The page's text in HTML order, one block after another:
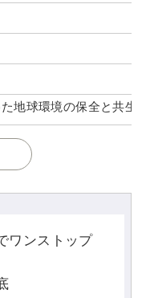
地球環境の保全と共生
ワンストップ